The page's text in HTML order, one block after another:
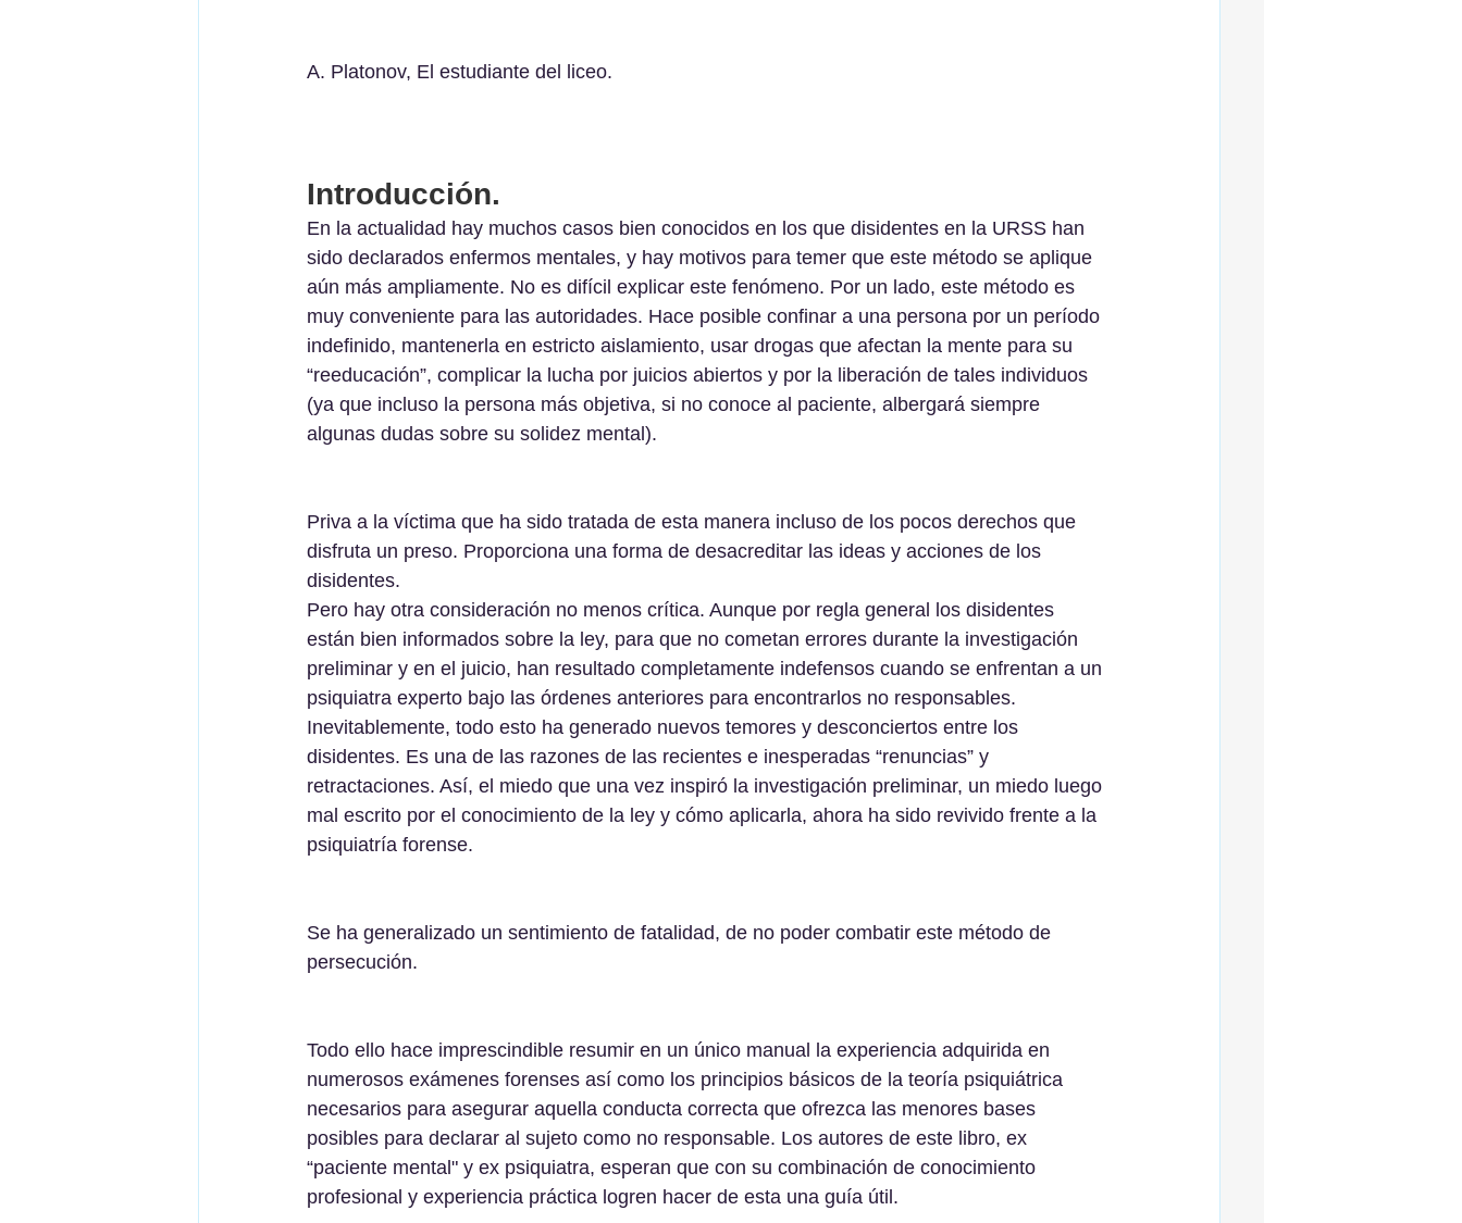
A. Platonov, El estudiante del liceo.
Introducción.
En la actualidad hay muchos casos bien conocidos en los que disidentes en la URSS han
sido declarados enfermos mentales, y hay motivos para temer que este método se aplique
aún más ampliamente. No es difícil explicar este fenómeno. Por un lado, este método es
muy conveniente para las autoridades. Hace posible conﬁnar a una persona por un período
indeﬁnido, mantenerla en estricto aislamiento, usar drogas que afectan la mente para su
“reeducación”, complicar la lucha por juicios abiertos y por la liberación de tales individuos
(ya que incluso la persona más objetiva, si no conoce al paciente, albergará siempre
algunas dudas sobre su solidez mental).
Priva a la víctima que ha sido tratada de esta manera incluso de los pocos derechos que
disfruta un preso. Proporciona una forma de desacreditar las ideas y acciones de los
disidentes.
Pero hay otra consideración no menos crítica. Aunque por regla general los disidentes
están bien informados sobre la ley, para que no cometan errores durante la investigación
preliminar y en el juicio, han resultado completamente indefensos cuando se enfrentan a un
psiquiatra experto bajo las órdenes anteriores para encontrarlos no responsables.
Inevitablemente, todo esto ha generado nuevos temores y desconciertos entre los
disidentes. Es una de las razones de las recientes e inesperadas “renuncias” y
retractaciones. Así, el miedo que una vez inspiró la investigación preliminar, un miedo luego
mal escrito por el conocimiento de la ley y cómo aplicarla, ahora ha sido revivido frente a la
psiquiatría forense.
Se ha generalizado un sentimiento de fatalidad, de no poder combatir este método de
persecución.
Todo ello hace imprescindible resumir en un único manual la experiencia adquirida en
numerosos exámenes forenses así como los principios básicos de la teoría psiquiátrica
necesarios para asegurar aquella conducta correcta que ofrezca las menores bases
posibles para declarar al sujeto como no responsable. Los autores de este libro, ex
“paciente mental" y ex psiquiatra, esperan que con su combinación de conocimiento
profesional y experiencia práctica logren hacer de esta una guía útil.